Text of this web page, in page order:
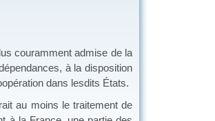
couramment admise de la
à la disposition
dans lesdits États.
au moins le traitement de